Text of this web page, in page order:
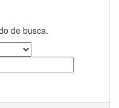
de busca.